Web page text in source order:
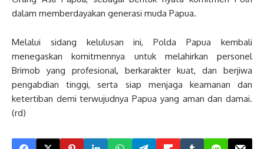
dalam memberdayakan generasi muda Papua.
Melalui sidang kelulusan ini, Polda Papua kembali
menegaskan komitmennya untuk melahirkan personel
Brimob yang profesional, berkarakter kuat, dan berjiwa
pengabdian tinggi, serta siap menjaga keamanan dan
ketertiban demi terwujudnya Papua yang aman dan damai.
(rd)